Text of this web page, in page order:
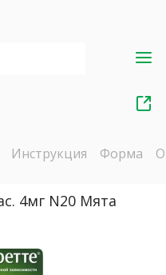
Инструкция Форма
4мг N20 Мята